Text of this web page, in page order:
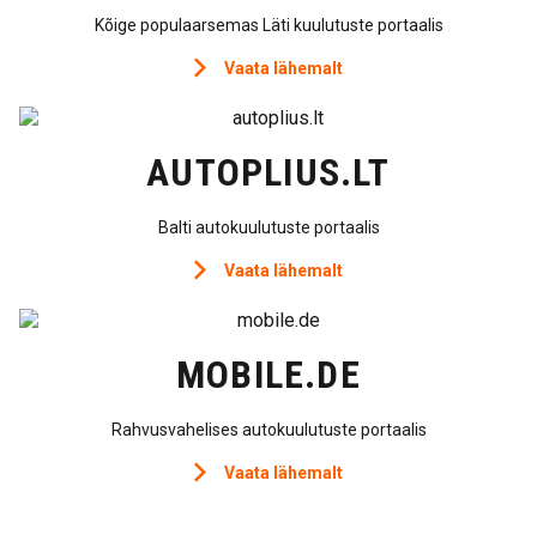
Kõige populaarsemas Läti kuulutuste portaalis
Vaata lähemalt
AUTOPLIUS.LT
Balti autokuulutuste portaalis
Vaata lähemalt
MOBILE.DE
Rahvusvahelises autokuulutuste portaalis
Vaata lähemalt